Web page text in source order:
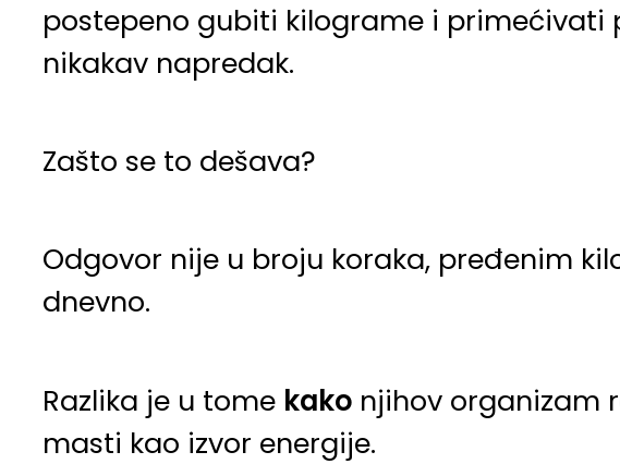
postepeno gubiti kilograme i primećivati
nikakav napredak.
Zašto se to dešava?
Odgovor nije u broju koraka, pređenim
dnevno.
Razlika je u tome kako njihov organizam
masti kao izvor energije.